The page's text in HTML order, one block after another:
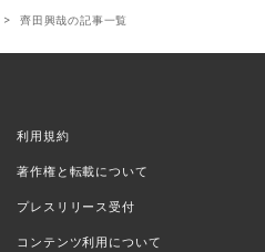
齊田興哉の記事一覧
利用規約
著作権と転載について
プレスリリース受付
コンテンツ利用について